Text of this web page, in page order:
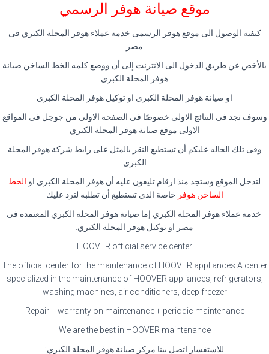
موقع صيانة هوفر الرسمي
كيفية الوصول الى موقع هوفر الرسمى خدمه عملاء هوفر المحلة الكبري فى
مصر
بالأخص عن طريق الدخول الى الانترنت إلى أن ووضع كلمه الخط الساخن صيانة
هوفر المحلة الكبري
او صيانة هوفر المحلة الكبري او توكيل هوفر المحلة الكبري
وسوف تجد فى النتائج الاولى خصوصًا فى الصفحه الاولى من جوجل فى المواقع
الاولى موقع صيانة هوفر المحلة الكبري
وفى تلك الحاله عليكم أن تستطيع النقر بالمثل على رابط شركة هوفر المحلة
الكبري
لتدخل الموقع وستجد منذ ارقام تليفون عليه أن هوفر المحلة الكبري او الخط
الساخن هوفر خاصة الذى تستطيع أن تطلبه لترد عليك
خدمه عملاء هوفر المحلة الكبري إما صيانة هوفر المحلة الكبري المعتمده فى
مصر او توكيل هوفر المحلة الكبري.
HOOVER official service center
The official center for the maintenance of HOOVER appliances A center
specialized in the maintenance of HOOVER appliances, refrigerators,
washing machines, air conditioners, deep freezer
Repair + warranty on maintenance + periodic maintenance
We are the best in HOOVER maintenance
للاستفسار اتصل بينا مركز صيانة هوفر المحلة الكبري: